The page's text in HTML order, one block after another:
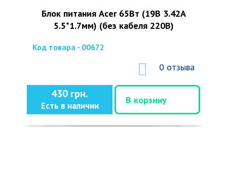
Блок питания Acer 65Вт (19В 3.42А
5.5*1.7мм) (без кабеля 220В)
Код товара - 00672
0 отзыва
430 грн.
Есть в наличии
В корзину